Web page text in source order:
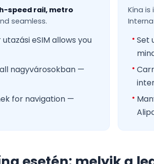
speed rail, metro
seamless.
eSIM allows you
nagyvárosokban —
for navigation —
Kína is
Set